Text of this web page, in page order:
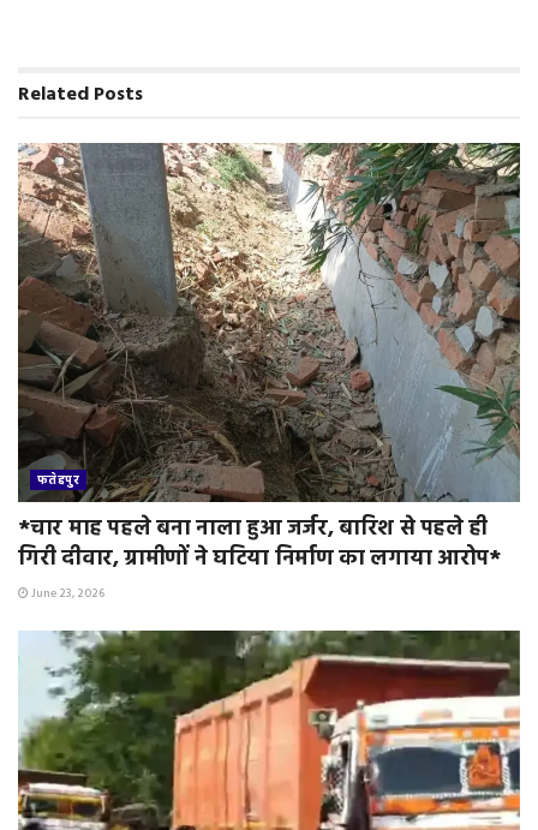
RelatedPosts
फतेहपुर
*चार माह पहले बना नाला हुआ जर्जर, बारिश से पहले ही
गिरी दीवार, ग्रामीणों ने घटिया निर्माण का लगाया आरोप*
June 23, 2026